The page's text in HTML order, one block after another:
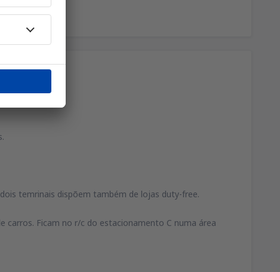
temrinais dispõem também de lojas duty-free.
carros. Ficam no r/c do estacionamento C numa área